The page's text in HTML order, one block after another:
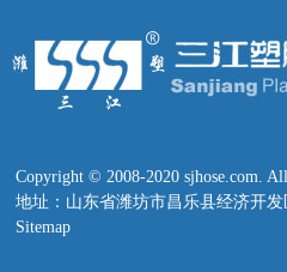
Copyright © 2008-2020 sjhose.com.
地址：山东省潍坊市昌乐县经济开
Sitemap